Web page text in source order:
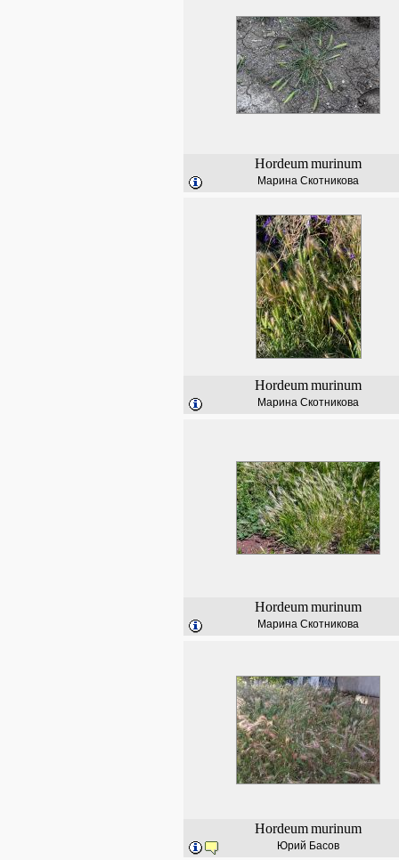
Hordeummurinum
Марина Скотникова
Hordeummurinum
Марина Скотникова
Hordeummurinum
Марина Скотникова
Hordeummurinum
Юрий Басов